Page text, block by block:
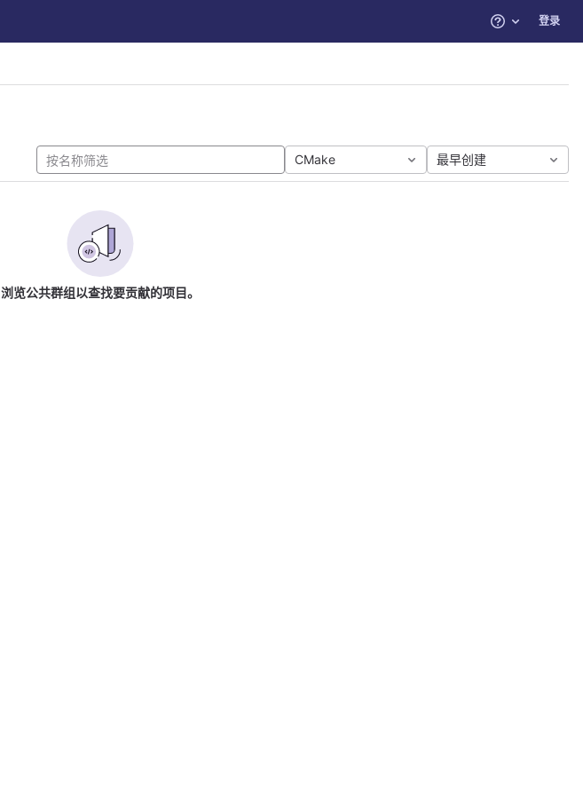
帮助 登录
CMake 最早创建
浏览公共群组以查找要贡献的项目。